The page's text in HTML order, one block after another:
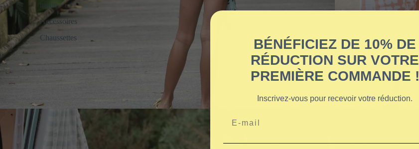
nique
Accessoires
Chaussettes
BÉNÉFICIEZ DE 10% DE
RÉDUCTION SUR VOTRE
PREMIÈRE COMMANDE !
Inscrivez-vous pour recevoir votre réduction.